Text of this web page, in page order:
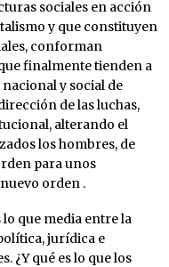
sociales en acción
y que constituyen
conforman
finalmente tienden a
y social de
de las luchas,
alterando el
los hombres, de
para unos
orden .
que media entre la
jurídica e
¿Y qué es lo que los